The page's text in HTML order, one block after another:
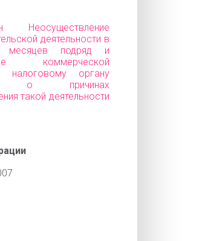
Неосуществление
деятельности в
месяцев подряд и
коммерческой
налоговому органу
о причинах
такой деятельности